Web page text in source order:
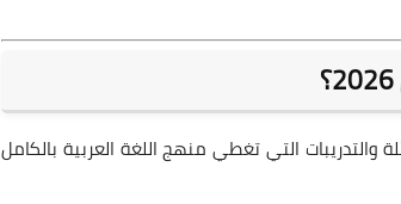
التي تغطي منهج اللغة العربية بالكامل